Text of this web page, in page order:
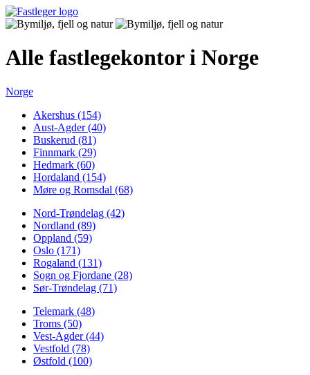
Alle fastlegekontor i Norge
Norge
Akershus (154)
Aust-Agder (40)
Buskerud (81)
Finnmark (29)
Hedmark (60)
Hordaland (154)
Møre og Romsdal (68)
Nord-Trøndelag (42)
Nordland (89)
Oppland (59)
Oslo (171)
Rogaland (131)
Sogn og Fjordane (28)
Sør-Trøndelag (71)
Telemark (48)
Troms (50)
Vest-Agder (44)
Vestfold (78)
Østfold (100)